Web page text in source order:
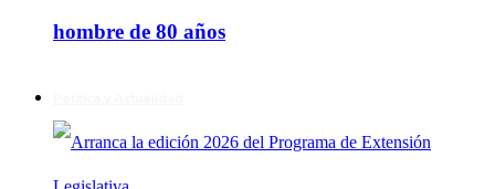
hombre de 80 años